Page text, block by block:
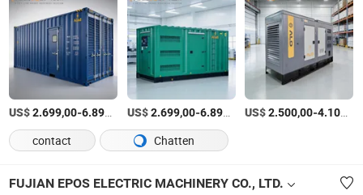
US$2.699,00-6.899,00 /Stuk
US$2.699,00-6.899,00 /Stuk
US$2.500,00-4.100,00
contact
Chatten
FUJIAN EPOS ELECTRIC MACHINERY CO., LTD.